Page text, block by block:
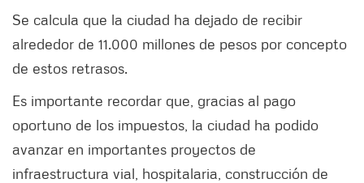
Se calcula que la ciudad ha dejado de recibir
alrededor de 11.000 millones de pesos por concepto
de estos retrasos.
Es importante recordar que, gracias al pago
oportuno de los impuestos, la ciudad ha podido
avanzar en importantes proyectos de
infraestructura vial, hospitalaria, construcción de